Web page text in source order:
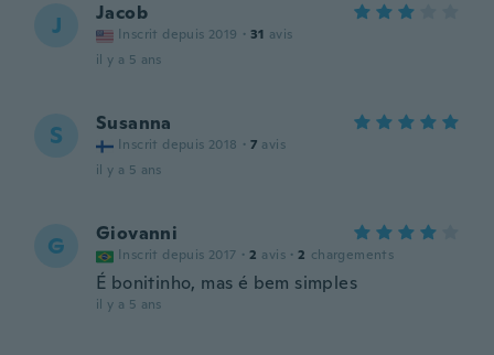
J Jacob
Inscrit depuis 2019 · 31 avis
il y a 5 ans
S Susanna
Inscrit depuis 2018 · 7 avis
il y a 5 ans
G Giovanni
Inscrit depuis 2017 · 2 avis · 2 chargements
É bonitinho, mas é bem simples
il y a 5 ans